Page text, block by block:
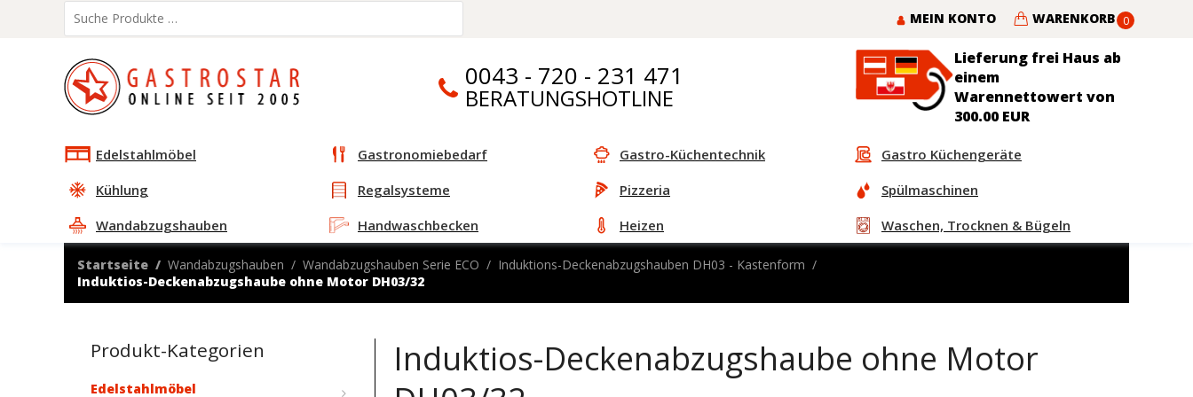
MEIN KONTO 0
WARENKORB
0043 - 720 - 231 471
BERATUNGSHOTLINE
Lieferung frei Haus ab
einem
Warennettowert von
300.00 EUR
Edelstahlmöbel Gastronomiebedarf Gastro-Küchentechnik
Gastro Küchengeräte
Kühlung
Regalsysteme Pizzeria
Spülmaschinen
Wandabzugshauben
Handwaschbecken Heizen Waschen, Trocknen & Bügeln
Startseite Wandabzugshauben Wandabzugshauben Serie ECO
Induktions-Deckenabzugshauben DH03 - Kastenform
Induktios-Deckenabzugshaube ohne Motor DH03/32
Induktios-Deckenabzugshaube ohne Motor
Produkt-Kategorien
Edelstahlmöbel